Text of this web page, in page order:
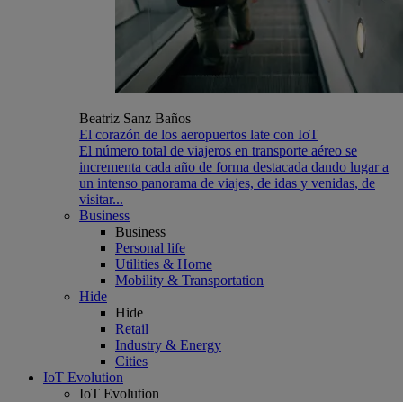
Beatriz Sanz Baños
El corazón de los aeropuertos late con IoT
El número total de viajeros en transporte aéreo se
incrementa cada año de forma destacada dando lugar a
un intenso panorama de viajes, de idas y venidas, de
visitar...
Business
Business
Personal life
Utilities & Home
Mobility & Transportation
Hide
Hide
Retail
Industry & Energy
Cities
IoT Evolution
IoT Evolution